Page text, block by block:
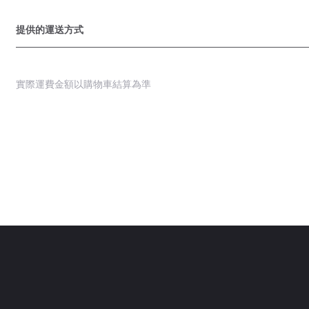
提供的運送方式
實際運費金額以購物車結算為準